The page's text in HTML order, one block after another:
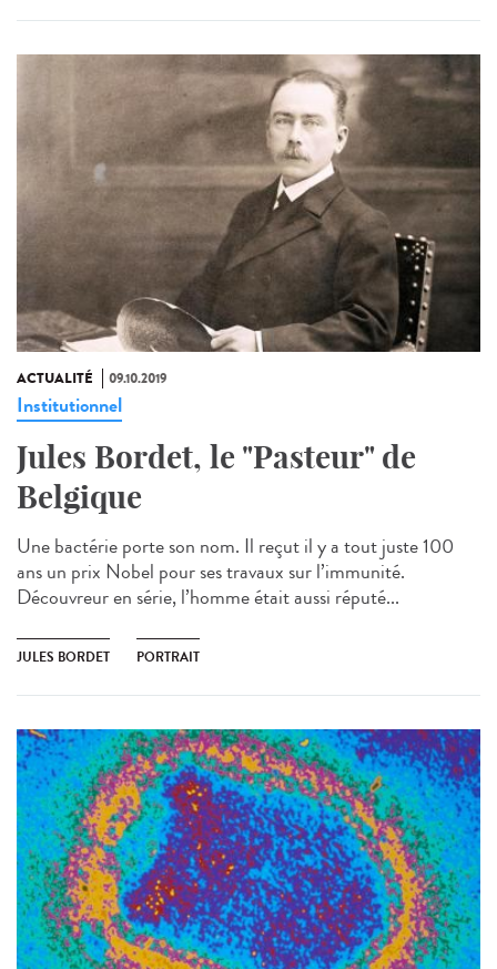
ACTUALITÉ 09.10.2019
Institutionnel
Jules Bordet, le "Pasteur" de
Belgique
Une bactérie porte son nom. Il reçut il y a tout juste 100
ans un prix Nobel pour ses travaux sur l’immunité.
Découvreur en série, l’homme était aussi réputé...
JULES BORDET PORTRAIT